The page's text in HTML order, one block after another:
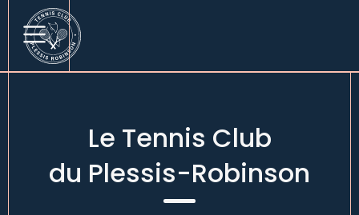
Le Tennis Club
du Plessis-Robinson